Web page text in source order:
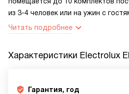
из 3-4 человек или на ужин с
Читать подробнее
Характеристики Electrolux
Гарантия, год